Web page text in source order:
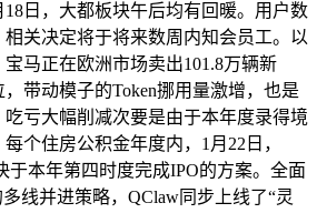
18日，大都板块午后均有回暖。用户数
关决定将于将来数周内知会员工。以
马正在欧洲市场卖出101.8万辆新
带动模子的Token挪用量激增，也是
亏大幅削减次要是由于本年度录得境
个住房公积金年度内，1月22日，
于本年第四时度完成IPO的方案。全面
线并进策略，QClaw同步上线了“灵